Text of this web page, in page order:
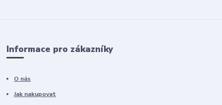
Informace pro zákazníky
O nás
Jak nakupovat